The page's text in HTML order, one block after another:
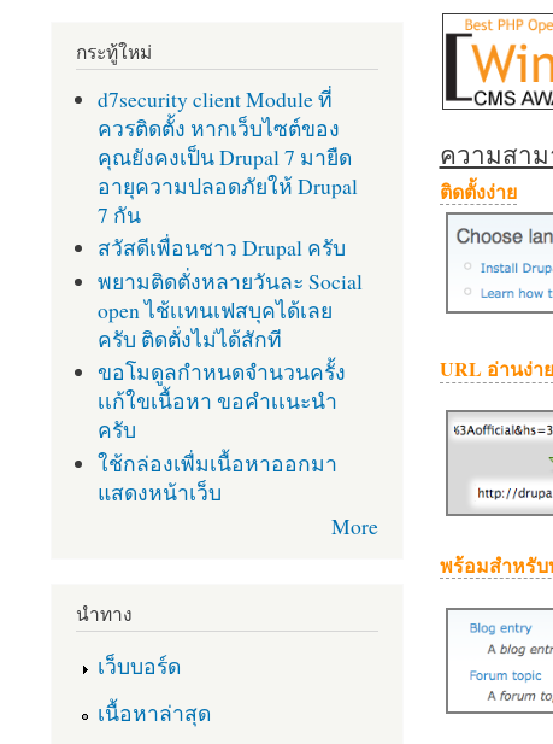
ความสาม
ติดตั้งง่าย
URL อ่านง่าย
พร้อมสำหรับ
กระทู้ใหม่
d7security client Module ที่
ควรติดตั้ง หากเว็บไซต์ของ
คุณยังคงเป็น Drupal 7 มายืด
อายุความปลอดภัยให้ Drupal
7 กัน
สวัสดีเพื่อนชาว Drupal ครับ
พยามติดตั่งหลายวันละ Social
open ไช้เเทนเฟสบุคได้เลย
ครับ ติดตั่งไม่ได้สักที
ขอโมดูลกำหนดจำนวนครั้ง
เเก้ใขเนื้อหา ขอคำเเนะนำ
ครับ
ใช้กล่องเพื่มเนื้อหาออกมา
แสดงหน้าเว็บ
More
นำทาง
เว็บบอร์ด
เนื้อหาล่าสุด